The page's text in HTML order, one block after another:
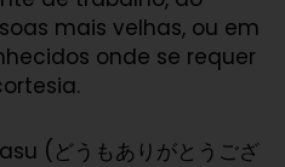
mais velhas, ou em
onde se requer
(どうもありがとうござ